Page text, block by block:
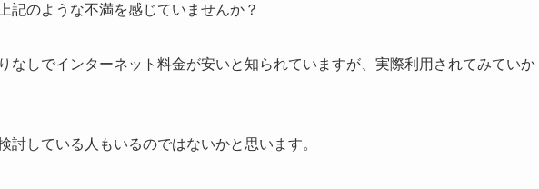
記のような不満を感じていませんか？
なしでインターネット料金が安いと知られていますが、実際利用されてみていか
討している人もいるのではないかと思います。